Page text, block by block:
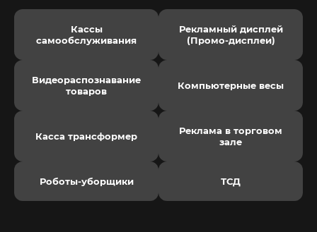
Кассы
самообслуживания
Рекламный дисплей
(Промо-дисплеи)
Видеораспознавание
товаров
Компьютерные весы
Касса трансформер
Реклама в торговом
зале
Роботы-уборщики ТСД